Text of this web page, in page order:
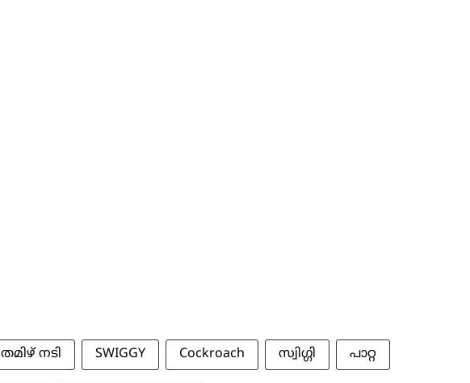
തമിഴ് നടി SWIGGY Cockroach സ്വിഗ്ഗി പാറ്റ